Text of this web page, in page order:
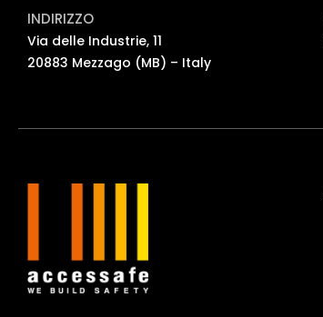
INDIRIZZO
Via delle Industrie, 11
20883 Mezzago (MB) – Italy